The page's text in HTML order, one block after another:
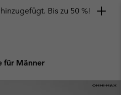
Bis zu 50 %!
für Männer